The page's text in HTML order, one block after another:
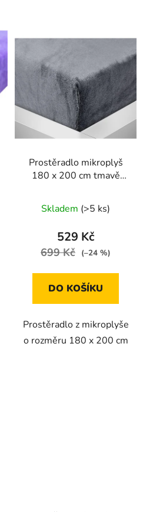
Prostěradlo mikroplyš
180 x 200 cm tmavě
Skladem (>5 ks)
529 Kč
699 Kč (–24 %)
DO KOŠÍKU
Prostěradlo z mikroplyše
o rozměru 180 x 200 cm